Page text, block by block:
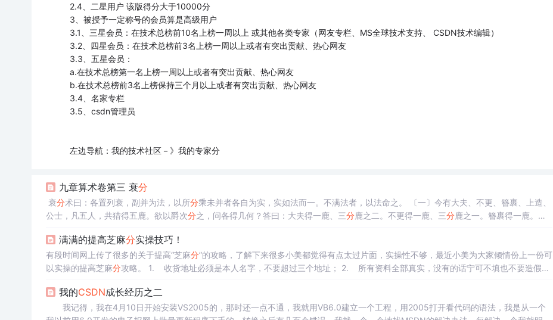
2.4、二星用户 该版得分大于10000分
3、被授予一定称号的会员算是高级用户
3.1、三星会员：在技术总榜前10名上榜一周以上 或其他各类专家（网友专栏、MS全球技术支持、 CSDN技术编辑）
3.2、四星会员：在技术总榜前3名上榜一周以上或者有突出贡献、热心网友
3.3、五星会员：
a.在技术总榜第一名上榜一周以上或者有突出贡献、热心网友
b.在技术总榜前3名上榜保持三个月以上或者有突出贡献、热心网友
3.4、名家专栏
3.5、csdn管理员
左边导航：我的技术社区－》我的专家分
九章算术卷第三 衰分
衰分术曰：各置列衰，副并为法，以所分乘未并者各自为实，实如法而一。不满法者，以法命之。 〔一〕今有大夫、不更、簪裹、上造、
公士，凡五人，共猎得五鹿。欲以爵次分之，问各得几何？答曰：大夫得一鹿、三分鹿之二。不更得一鹿、三分鹿之一。簪裹得一鹿。上
满满的提高芝麻分实操技巧！
有段时间网上传了很多的关于提高“芝麻分”的攻略，了解下来很多小美都觉得有点太过片面，实操性不够，最近小美为大家倾情份上一份可
以实操的提高芝麻分攻略。 1. 收货地址必须是本人名字，不要超过三个地址； 2. 所有资料全部真实，没有的话宁可不填也不要造假；
我的CSDN成长经历之二
我记得，我在4月10日开始安装VS2005的，那时还一点不通，我就用VB6.0建立一个工程，用2005打开看代码的语法，我是从一个